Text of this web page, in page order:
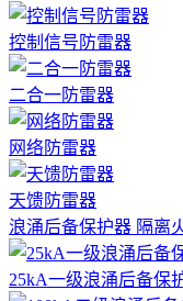
控制信号防雷器
二合一防雷器
网络防雷器
天馈防雷器
浪涌后备保护器 隔离
25kA一级浪涌后备保